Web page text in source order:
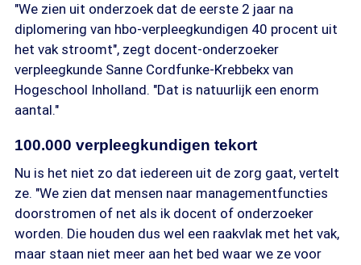
"We zien uit onderzoek dat de eerste 2 jaar na
diplomering van hbo-verpleegkundigen 40 procent uit
het vak stroomt", zegt docent-onderzoeker
verpleegkunde Sanne Cordfunke-Krebbekx van
Hogeschool Inholland. "Dat is natuurlijk een enorm
aantal."
100.000 verpleegkundigen tekort
Nu is het niet zo dat iedereen uit de zorg gaat, vertelt
ze. "We zien dat mensen naar managementfuncties
doorstromen of net als ik docent of onderzoeker
worden. Die houden dus wel een raakvlak met het vak,
maar staan niet meer aan het bed waar we ze voor